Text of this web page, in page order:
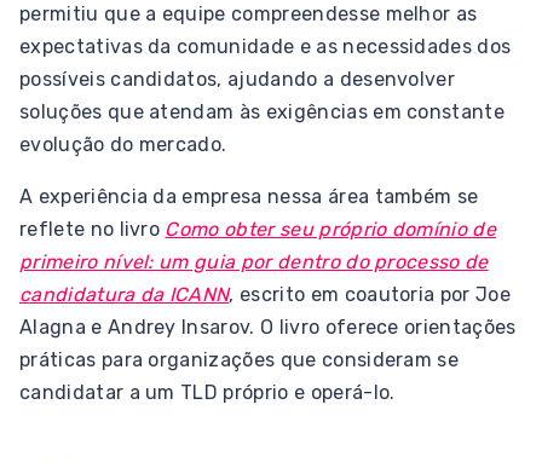
permitiu que a equipe compreendesse melhor as
expectativas da comunidade e as necessidades dos
possíveis candidatos, ajudando a desenvolver
soluções que atendam às exigências em constante
evolução do mercado.
A experiência da empresa nessa área também se
reflete no livro Como obter seu próprio domínio de
primeiro nível: um guia por dentro do processo de
candidatura da ICANN, escrito em coautoria por Joe
Alagna e Andrey Insarov. O livro oferece orientações
práticas para organizações que consideram se
candidatar a um TLD próprio e operá-lo.